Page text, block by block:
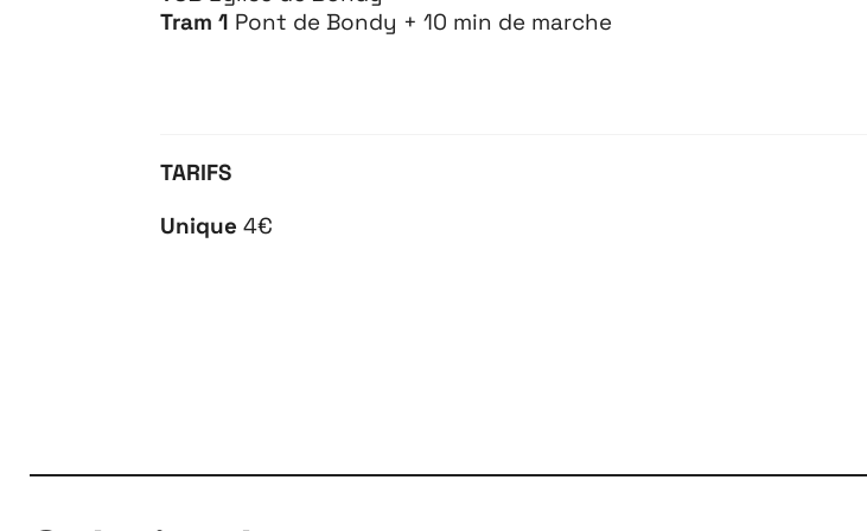
Tram 1 Pont de Bondy + 10 min de marche
TARIFS
Unique 4€